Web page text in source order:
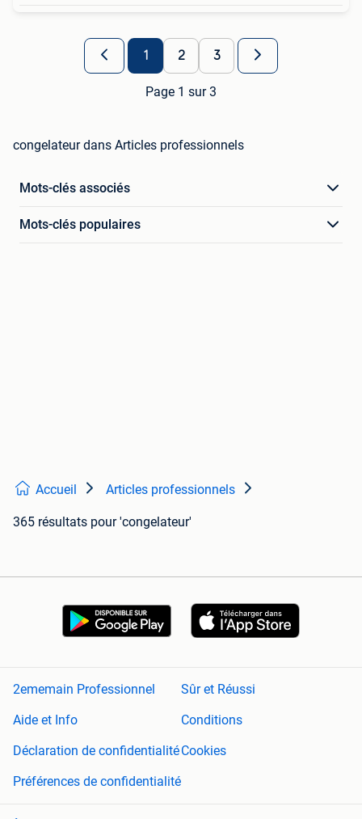
1 2 3
Page 1 sur 3
congelateur dans Articles professionnels
Mots-clés associés
Mots-clés populaires
Accueil Articles professionnels
365 résultats pour 'congelateur'
2ememain Professionnel
Sûr et Réussi
Aide et Info
Conditions
Déclaration de confidentialitéCookies
Préférences de confidentialité